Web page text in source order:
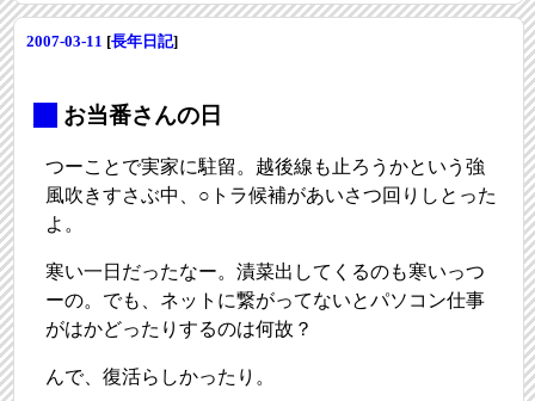
2007-03-11 [長年日記]
お当番さんの日
つーことで実家に駐留。越後線も止ろうかという強
風吹きすさぶ中、○トラ候補があいさつ回りしとった
よ。
寒い一日だったなー。漬菜出してくるのも寒いっつ
ーの。でも、ネットに繋がってないとパソコン仕事
がはかどったりするのは何故？
んで、復活らしかったり。